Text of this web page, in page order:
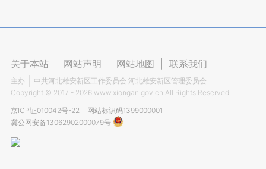
关于本站 网站声明 网站地图 联系我们
主办
中共河北雄安新区工作委员会 河北雄安新区管理委员会
Copyright © 2017 - 2026 www.xiongan.gov.cn All Rights Reserved.
京ICP证010042号-22
网站标识码1399000001
冀公网安备13062902000079号